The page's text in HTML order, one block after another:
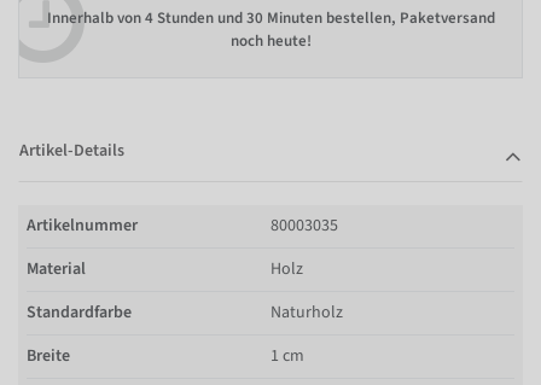
Innerhalb von4 Stunden und 30 Minuten bestellen, Paketversand
noch heute!
Artikel-Details
Artikelnummer
80003035
Material
Holz
Standardfarbe
Naturholz
Breite
1 cm